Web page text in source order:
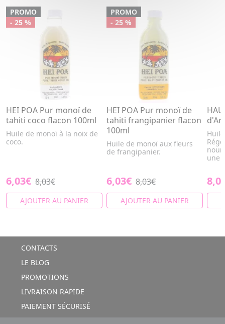
PROMO
- 25 %
HEI POA Pur monoï de
tahiti coco flacon 100ml
Huile de monoï à la noix de
coco.
6,03€ 8,03€
AJOUTER AU PANIER
PROMO
- 25 %
HEI POA Pur monoï de
tahiti frangipanier flacon
100ml
Huile de monoï aux fleurs
de frangipanier.
6,03€ 8,03€
AJOUTER AU PANIER
une
CONTACTS
LE BLOG
PROMOTIONS
LIVRAISON RAPIDE
PAIEMENT SÉCURISÉ